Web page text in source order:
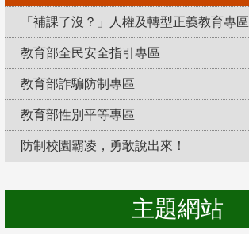
「補課了沒？」人權及轉型正義教育專區
教育部全民安全指引專區
教育部詐騙防制專區
教育部性別平等專區
防制校園霸凌，勇敢說出來！
主題網站